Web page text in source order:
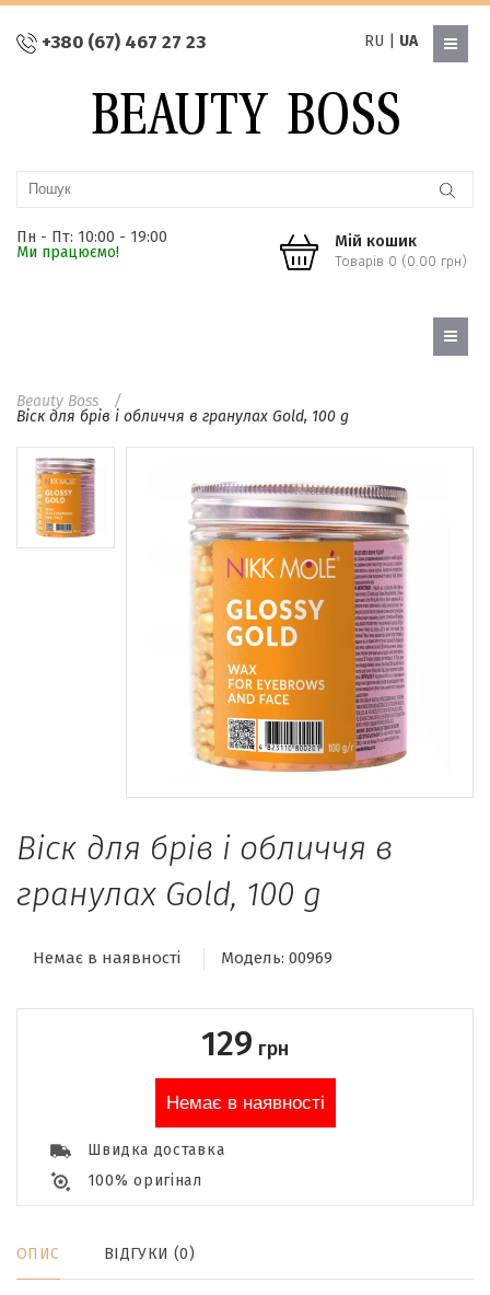
+380 (67) 467 27 23 RU UA
Пн - Пт: 10:00 - 19:00
Ми працюємо!
Мій кошик
Товарів 0 (0.00 грн)
Beauty Boss
Віск для брів і обличчя в гранулах Gold, 100 g
Віск для брів і обличчя в
гранулах Gold, 100 g
Немає в наявності Модель: 00969
129 грн
Немає в наявності
Швидка доставка
100% оригінал
ОПИС ВІДГУКИ (0)